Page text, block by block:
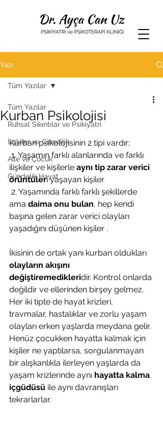
Yazı
Tüm Yazılar
Ruhsal Sıkıntılar ve Psikiyatri
İlişkiler ve Cinsellik
Aile ve Çocuk
Gündelik Hayat
Tüm Yazılar
Kurban Psikolojisi
Kurban psikolojisinin 2 tipi vardır;
1. Yaşamın farklı alanlarında ve farklı
ilişkiler ve kişilerle aynı tip zarar verici
örüntüleri yaşayan kişiler
ama daima onu bulan, hep kendi
başına gelen zarar verici olayları
yaşadığını düşünen kişiler .
İkisinin de ortak yanı kurban oldukları
olayların akışını
değiştiremedikleridir. Kontrol onlarda
değildir ve ellerinden birşey gelmez.
Her iki tipte de hayat krizleri,
travmalar, hastalıklar ve zorlu yaşam
olayları erken yaşlarda meydana gelir.
Henüz çocukken hayatta kalmak için
kişiler ne yaptılarsa, sorgulanmayan
bir alışkanlıkla ilerleyen yaşlarda da
yaşam krizlerinde aynı hayatta kalma
içgüdüsü ile aynı davranışları
tekrarlarlar.